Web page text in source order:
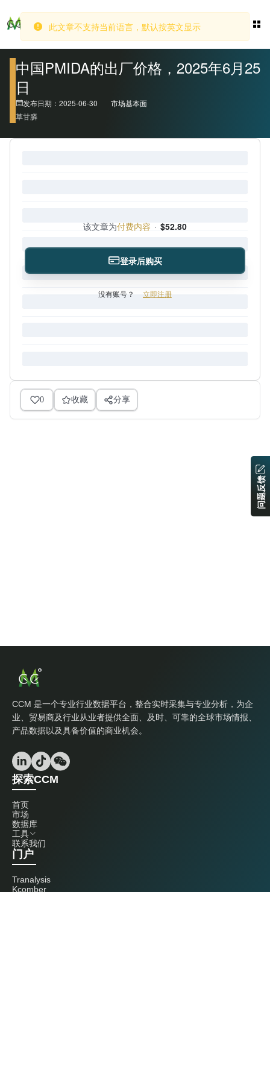
中国PMIDA的出厂价格，2025年6月25
日
发布日期：2025-06-30
市场基本面
草甘膦
该文章为付费内容 · $52.80
登录后购买
没有账号？ 立即注册
0 收藏 分享
CCM 是一个专业行业数据平台，整合实时采集与专业分析，为企
业、贸易商及行业从业者提供全面、及时、可靠的全球市场情报、
产品数据以及具备价值的商业机会。
探索CCM
首页
市场
数据库
工具
联系我们
门户
Tranalysis
Kcomber
问题反馈
此文章不支持当前语言，默认按英文显示